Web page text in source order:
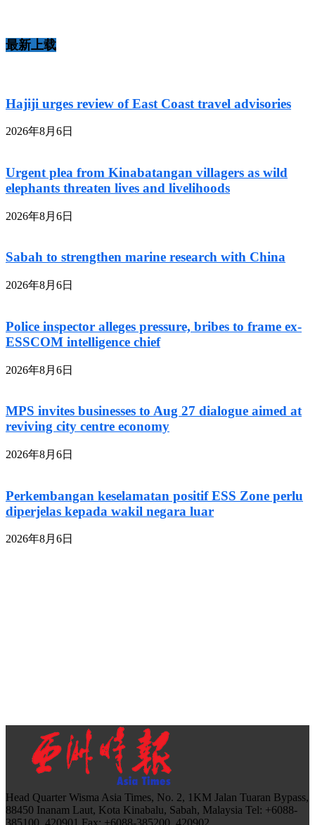
最新上载
Hajiji urges review of East Coast travel advisories
2026年8月6日
Urgent plea from Kinabatangan villagers as wild
elephants threaten lives and livelihoods
2026年8月6日
Sabah to strengthen marine research with China
2026年8月6日
Police inspector alleges pressure, bribes to frame ex-
ESSCOM intelligence chief
2026年8月6日
MPS invites businesses to Aug 27 dialogue aimed at
reviving city centre economy
2026年8月6日
Perkembangan keselamatan positif ESS Zone perlu
diperjelas kepada wakil negara luar
2026年8月6日
Head Quarter Wisma Asia Times, No. 2, 1KM Jalan Tuaran Bypass,
88450 Inanam Laut, Kota Kinabalu, Sabah, Malaysia Tel: +6088-